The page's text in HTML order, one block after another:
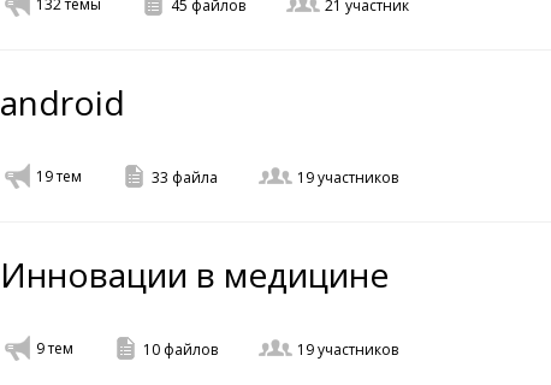
132темы 45 файлов 21 участник
android
19тем 33 файла 19участников
Инновации в медицине
9тем 10 файлов 19участников